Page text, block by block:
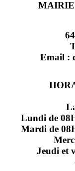
MAIRIE
Email :
Lundi de
Mardi de
Jeudi et